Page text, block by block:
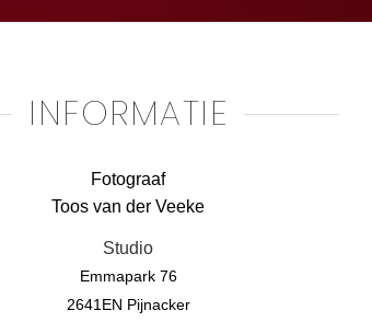
INFORMATIE
Fotograaf
Toos van der Veeke
Studio
Emmapark 76
2641EN Pijnacker